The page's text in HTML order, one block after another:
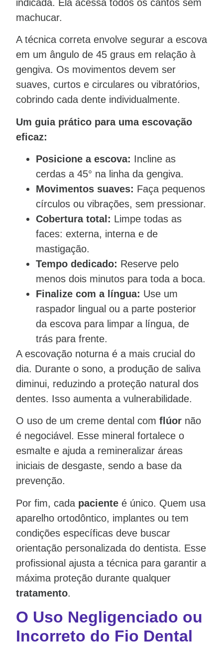
indicada. Ela acessa todos os cantos sem
machucar.
A técnica correta envolve segurar a escova
em um ângulo de 45 graus em relação à
gengiva. Os movimentos devem ser
suaves, curtos e circulares ou vibratórios,
cobrindo cada dente individualmente.
Um guia prático para uma escovação
eficaz:
Posicione a escova: Incline as
cerdas a 45° na linha da gengiva.
Movimentos suaves: Faça pequenos
círculos ou vibrações, sem pressionar.
Cobertura total: Limpe todas as
faces: externa, interna e de
mastigação.
Tempo dedicado: Reserve pelo
menos dois minutos para toda a boca.
Finalize com a língua: Use um
raspador lingual ou a parte posterior
da escova para limpar a língua, de
trás para frente.
A escovação noturna é a mais crucial do
dia. Durante o sono, a produção de saliva
diminui, reduzindo a proteção natural dos
dentes. Isso aumenta a vulnerabilidade.
O uso de um creme dental com flúor não
é negociável. Esse mineral fortalece o
esmalte e ajuda a remineralizar áreas
iniciais de desgaste, sendo a base da
prevenção.
Por fim, cada paciente é único. Quem usa
aparelho ortodôntico, implantes ou tem
condições específicas deve buscar
orientação personalizada do dentista. Esse
profissional ajusta a técnica para garantir a
máxima proteção durante qualquer
tratamento.
O Uso Negligenciado ou
Incorreto do Fio Dental